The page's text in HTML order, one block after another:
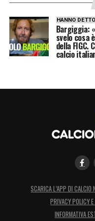
HANNO DETTO
Bargiggia:
svelo cosa
della FIGC.
calcio
SCARICA L’APP DI CALCIO
PRIVACY POLICY
INFORMATIVA